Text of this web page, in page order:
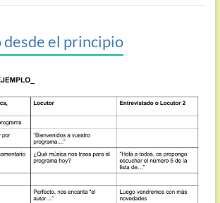
desde el principio